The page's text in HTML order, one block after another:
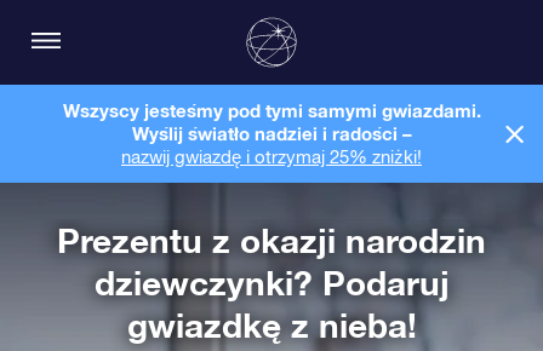
Wszyscy jesteśmy pod tymi samymi gwiazdami.
Wyślij światło nadziei i radości –
nazwij gwiazdę i otrzymaj 25% zniżki!
Prezentu z okazji narodzin
dziewczynki? Podaruj
gwiazdkę z nieba!